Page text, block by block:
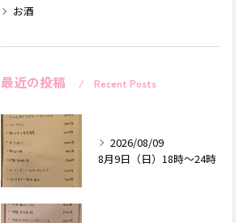
お酒
最近の投稿 Recent Posts
2026/08/09
8月9日（日）18時〜24時